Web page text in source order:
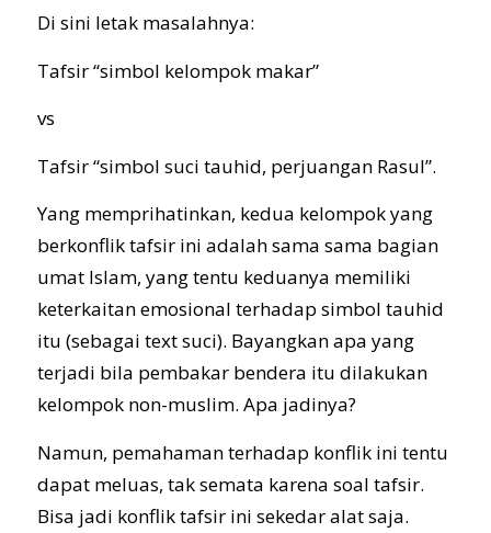
Di sini letak masalahnya:
Tafsir “simbol kelompok makar”
vs
Tafsir “simbol suci tauhid, perjuangan Rasul”.
Yang memprihatinkan, kedua kelompok yang
berkonflik tafsir ini adalah sama sama bagian
umat Islam, yang tentu keduanya memiliki
keterkaitan emosional terhadap simbol tauhid
itu (sebagai text suci). Bayangkan apa yang
terjadi bila pembakar bendera itu dilakukan
kelompok non-muslim. Apa jadinya?
Namun, pemahaman terhadap konflik ini tentu
dapat meluas, tak semata karena soal tafsir.
Bisa jadi konflik tafsir ini sekedar alat saja.